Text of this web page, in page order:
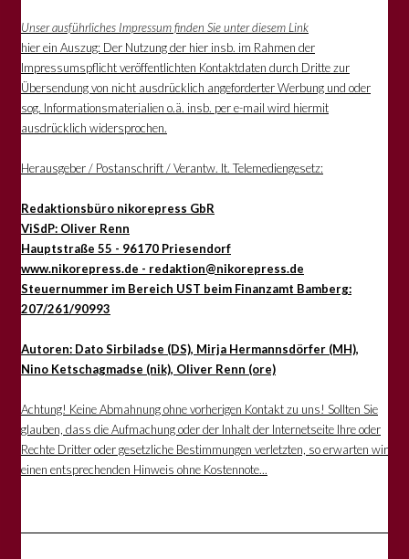
Unser ausführliches Impressum finden Sie unter diesem Link
hier ein Auszug: Der Nutzung der hier insb. im Rahmen der
Impressumspflicht veröffentlichten Kontaktdaten durch Dritte zur
Übersendung von nicht ausdrücklich angeforderter Werbung und oder
sog. Informationsmaterialien o.ä. insb. per e-mail wird hiermit
ausdrücklich widersprochen.
Herausgeber / Postanschrift / Verantw. lt. Telemediengesetz:
Redaktionsbüro nikorepress GbR
ViSdP: Oliver Renn
Hauptstraße 55 - 96170 Priesendorf
www.nikorepress.de - redaktion@nikorepress.de
Steuernummer im Bereich UST beim Finanzamt Bamberg:
207/261/90993
Autoren: Dato Sirbiladse (DS), Mirja Hermannsdörfer (MH),
Nino Ketschagmadse (nik), Oliver Renn (ore)
Achtung! Keine Abmahnung ohne vorherigen Kontakt zu uns! Sollten Sie
glauben, dass die Aufmachung oder der Inhalt der Internetseite Ihre oder
Rechte Dritter oder gesetzliche Bestimmungen verletzten, so erwarten wir
einen entsprechenden Hinweis ohne Kostennote...